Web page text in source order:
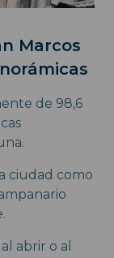
Marcos
de 98,6
ciudad como
abrir o al